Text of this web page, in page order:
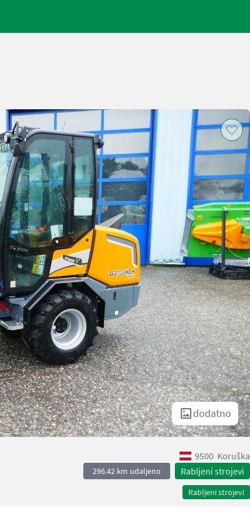
dodatno
9500 Koruška
296.42 km udaljeno Rabljeni strojevi
Rabljeni strojevi